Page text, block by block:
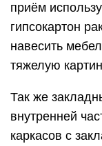
приём
гипсокартон
навесить
тяжелую
Так же
внутренней
каркасов с